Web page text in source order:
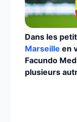
Dans les
Marseille en
Facundo
plusieurs